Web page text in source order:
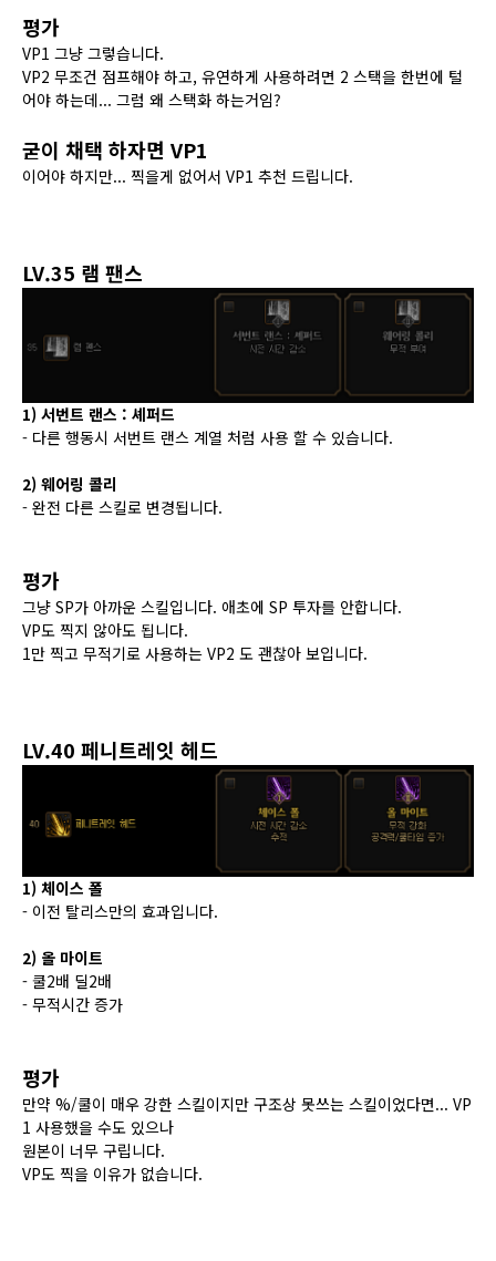
평가
VP1 그냥 그렇습니다.
VP2 무조건 점프해야 하고, 유연하게 사용하려면 2 스택을 한번에 털
어야 하는데... 그럼 왜 스택화 하는거임?
굳이 채택 하자면 VP1
이어야 하지만... 찍을게 없어서 VP1 추천 드립니다.
LV.35 램 팬스
1) 서번트 랜스 : 셰퍼드
- 다른 행동시 서번트 랜스 계열 처럼 사용 할 수 있습니다.
2) 웨어링 콜리
- 완전 다른 스킬로 변경됩니다.
평가
그냥 SP가 아까운 스킬입니다. 애초에 SP 투자를 안합니다.
VP도 찍지 않아도 됩니다.
1만 찍고 무적기로 사용하는 VP2 도 괜찮아 보입니다.
LV.40 페니트레잇 헤드
1) 체이스 폴
- 이전 탈리스만의 효과입니다.
2) 올 마이트
- 쿨2배 딜2배
- 무적시간 증가
평가
만약 %/쿨이 매우 강한 스킬이지만 구조상 못쓰는 스킬이었다면... VP
1 사용했을 수도 있으나
원본이 너무 구립니다.
VP도 찍을 이유가 없습니다.